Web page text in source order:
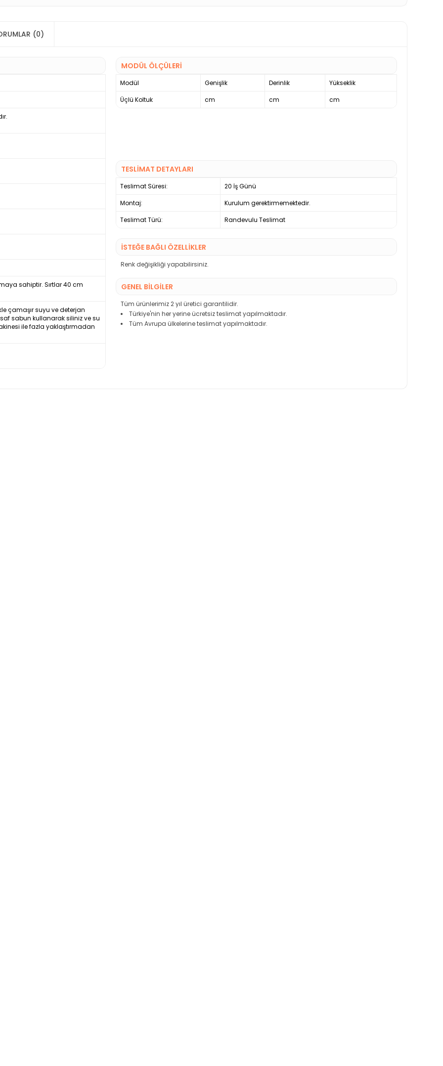
(0)
sahiptir. Sırtlar 40 cm
çamaşır suyu ve deterjan
saf sabun kullanarak siliniz ve su
ile fazla yaklaştırmadan
MODÜL ÖLÇÜLERİ
Modül Genişlik Derinlik
Yükseklik
Üçlü Koltuk
cm cm cm
TESLİMAT DETAYLARI
Teslimat Süresi:
20 İş Günü
Montaj:
Kurulum gerektirmemektedir.
Teslimat Türü:
Randevulu Teslimat
İSTEĞE BAĞLI ÖZELLİKLER
Renk değişikliği yapabilirsiniz.
GENEL BİLGİLER
Tüm ürünlerimiz 2 yıl üretici garantilidir.
Türkiye'nin her yerine ücretsiz teslimat yapılmaktadır.
Tüm Avrupa ülkelerine teslimat yapılmaktadır.